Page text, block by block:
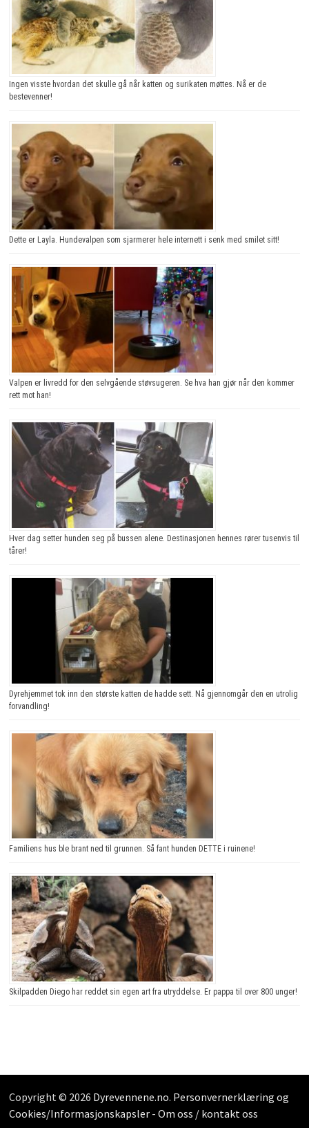
Ingen visste hvordan det skulle gå når katten og surikaten møttes. Nå er de
bestevenner!
Dette er Layla. Hundevalpen som sjarmerer hele internett i senk med smilet sitt!
Valpen er livredd for den selvgående støvsugeren. Se hva han gjør når den kommer
rett mot han!
Hver dag setter hunden seg på bussen alene. Destinasjonen hennes rører tusenvis til
tårer!
Dyrehjemmet tok inn den største katten de hadde sett. Nå gjennomgår den en utrolig
forvandling!
Familiens hus ble brant ned til grunnen. Så fant hunden DETTE i ruinene!
Skilpadden Diego har reddet sin egen art fra utryddelse. Er pappa til over 800 unger!
Copyright © 2026 Dyrevennene.no. Personvernerklæring og
Cookies/Informasjonskapsler- Om oss / kontakt oss